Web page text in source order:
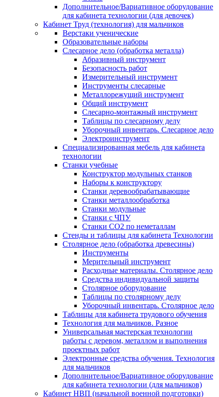
Дополнительное/Вариативное оборудование
для кабинета технологии (для девочек)
Кабинет Труд (технология) для мальчиков
Верстаки ученические
Образовательные наборы
Слесарное дело (обработка металла)
Абразивный инструмент
Безопасность работ
Измерительный инструмент
Инструменты слесарные
Металлорежущий инструмент
Общий инструмент
Слесарно-монтажный инструмент
Таблицы по слесарному делу
Уборочный инвентарь. Слесарное дело
Электроинструмент
Специализированная мебель для кабинета
технологии
Станки учебные
Конструктор модульных станков
Наборы к конструктору
Станки деревообрабатывающие
Станки металлообработка
Станки модульные
Станки с ЧПУ
Станки СО2 по неметаллам
Стенды и таблицы для кабинета Технологии
Столярное дело (обработка древесины)
Инструменты
Мерительный инструмент
Расходные материалы. Столярное дело
Средства индивидуальной защиты
Столярное оборудование
Таблицы по столярному делу
Уборочный инвентарь. Столярное дело
Таблицы для кабинета трудового обучения
Технология для мальчиков. Разное
Универсальная мастерская технологии
работы с деревом, металлом и выполнения
проектных работ
Электронные средства обучения. Технология
для мальчиков
Дополнительное/Вариативное оборудование
для кабинета технологии (для мальчиков)
Кабинет НВП (начальной военной подготовки)